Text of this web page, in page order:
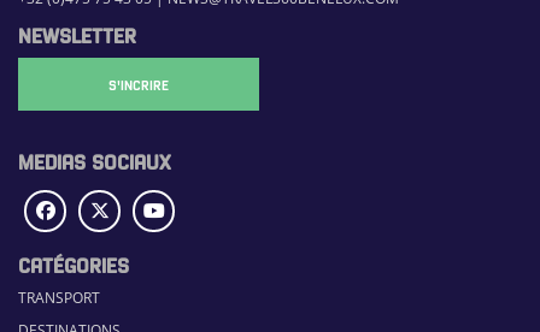
NEWSLETTER
S'INCRIRE
MEDIAS SOCIAUX
CATÉGORIES
TRANSPORT